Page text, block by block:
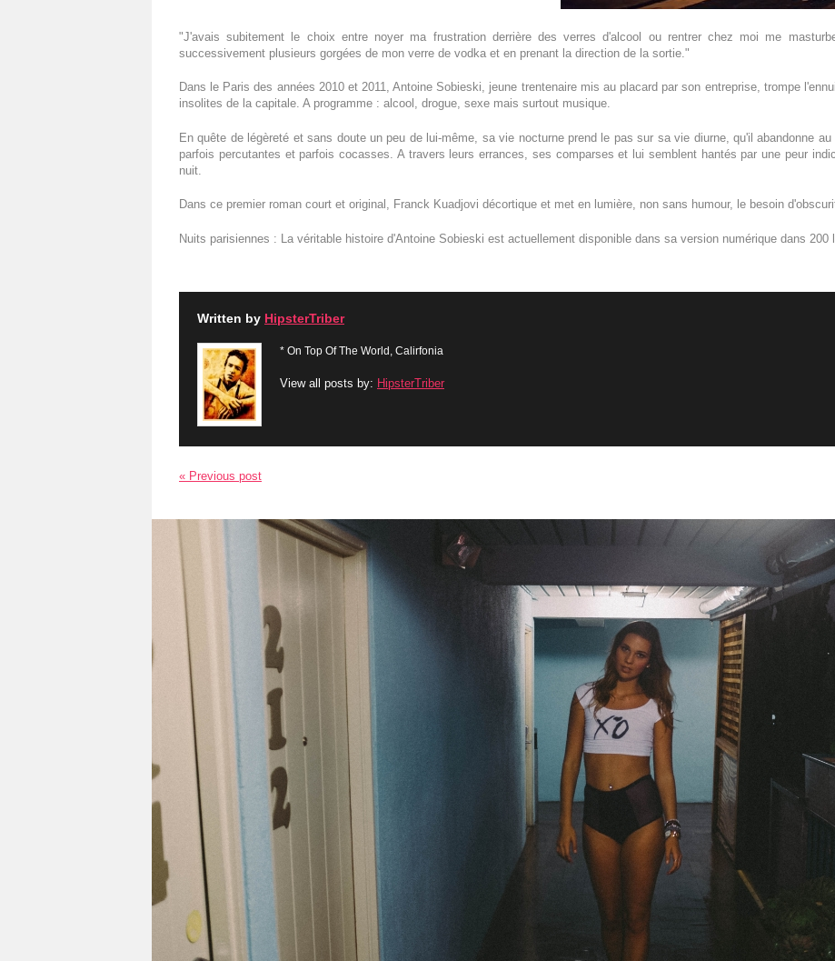
"J'avais subitement le choix entre noyer ma frustration derrière des verres d'alcool ou rentrer chez moi me
successivement plusieurs gorgées de mon verre de vodka et en prenant la direction de la sortie."
Dans le Paris des années 2010 et 2011, Antoine Sobieski, jeune trentenaire mis au placard par son entreprise, trompe
insolites de la capitale. A programme : alcool, drogue, sexe mais surtout musique.
En quête de légèreté et sans doute un peu de lui-même, sa vie nocturne prend le pas sur sa vie diurne, qu'il abandonne
parfois percutantes et parfois cocasses. A travers leurs errances, ses comparses et lui semblent hantés par une peur
nuit.
Dans ce premier roman court et original, Franck Kuadjovi décortique et met en lumière, non sans humour, le besoin
Nuits parisiennes : La véritable histoire d'Antoine Sobieski est actuellement disponible dans sa version numérique dans 200
Written by HipsterTriber
* On Top Of The World, Calirfonia
View all posts by: HipsterTriber
« Previous post